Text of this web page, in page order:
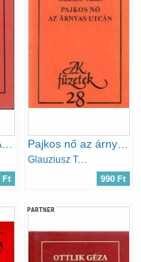
Ft
Pajkos nő az árnyas utcán
Glauziusz Tamás
990 Ft
PARTNER